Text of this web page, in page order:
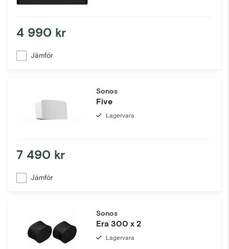
4 990 kr
Jämför
Sonos
Five
Lagervara
7 490 kr
Jämför
Sonos
Era 300 x 2
Lagervara